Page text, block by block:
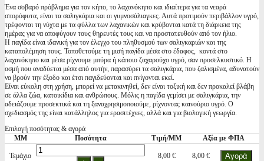
Ένα σοβαρό πρόβλημα για τον κήπο, το λαχανόκηπο και ιδιαίτερα για τα νεαρά
σπορόφυτα, είναι τα σαλιγκάρια και οι γυμνοσάλιαγκες. Αυτά προτιμούν περιβάλλον υγρό,
τρέφονται τη νύχτα με τα φύλλα των λαχανικών και κρύβονται κατά τη διάρκεια της
ημέρας για να αποφύγουν τους θηρευτές τους και να προστατευθούν από τον ήλιο.
Η παγίδα είναι ιδανική για τον έλεγχο του πληθυσμού των σαλιγκαριών και της
καταπολέμηση τους. Τοποθετούμε τη μισή παγίδα μέσα στο έδαφος, κοντά στο
λαχανόκηπο και μέσα ρίχνουμε μπύρα ή κάποιο ζαχαρούχο υγρό, σαν προσελκυστικό. Η
οσμή που αναδύεται μέσα από αυτήν, παρασύρει τα σαλιγκάρια, που ζαλισμένα, αδυνατούν
να βρούν την έξοδο και έτσι παγιδεύονται και πνίγονται εκεί.
Είναι εύκολη στη χρήση, μπορεί να μετακινηθεί, δεν είναι τοξική και δεν προκαλεί βλάβη
σε άλλα ζώα, κατοικίδια και ανθρώπους. Μόλις η παγίδα γεμίσει με σαλιγκάρια, την
αδειάζουμε προσεκτικά και τη ξαναχρησιμοποιούμε, ρίχνοντας καινούριο υγρό. Ο
σχεδιασμός της είναι κατάλληλος για ερασιτέχνες, αλλά και για βιολογική γεωργία.
Επιλογή ποσότητας & αγορά
ΜΜ
Ποσότητα Τιμή/ΜΜ Αξία με ΦΠΑ
Τεμάχιο 8,00 € 8,00 €